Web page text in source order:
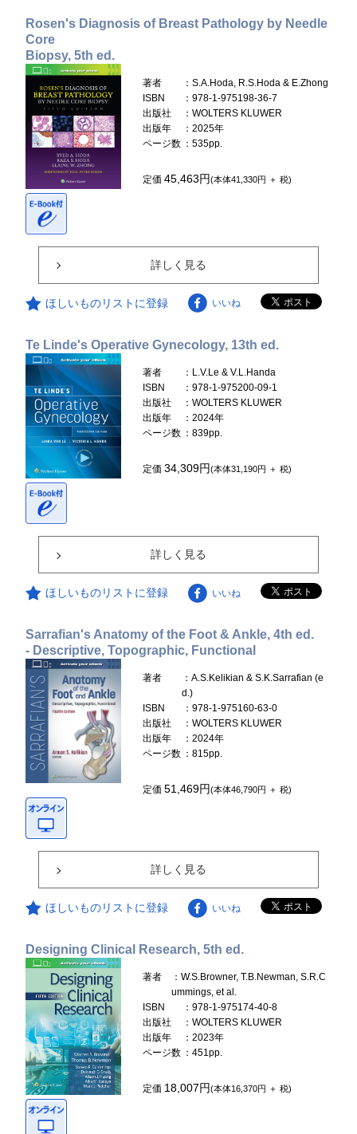
Rosen's Diagnosis of Breast Pathology by Needle
Core
Biopsy, 5th ed.
著者
：S.A.Hoda, R.S.Hoda & E.Zhong
ISBN
：978-1-975198-36-7
出版社
：WOLTERS KLUWER
出版年
：2025年
ページ数 ：535pp.
定価45,463円(本体41,330円 ＋ 税)
詳しく見る
ほしいものリストに登録 いいね
Te Linde's Operative Gynecology, 13th ed.
著者
：L.V.Le & V.L.Handa
ISBN
：978-1-975200-09-1
出版社
：WOLTERS KLUWER
出版年
：2024年
ページ数 ：839pp.
定価34,309円(本体31,190円 ＋ 税)
詳しく見る
ほしいものリストに登録 いいね
Sarrafian's Anatomy of the Foot & Ankle, 4th ed.
- Descriptive, Topographic, Functional
著者
：A.S.Kelikian & S.K.Sarrafian (e
d.)
ISBN
：978-1-975160-63-0
出版社
：WOLTERS KLUWER
出版年
：2024年
ページ数 ：815pp.
定価51,469円(本体46,790円 ＋ 税)
詳しく見る
ほしいものリストに登録 いいね
Designing Clinical Research, 5th ed.
著者
：W.S.Browner, T.B.Newman, S.R.C
ummings, et al.
ISBN
：978-1-975174-40-8
出版社
：WOLTERS KLUWER
出版年
：2023年
ページ数 ：451pp.
定価 18,007円(本体16,370円 ＋ 税)